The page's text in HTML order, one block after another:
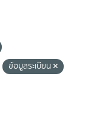
ข้อมูลระเบียน